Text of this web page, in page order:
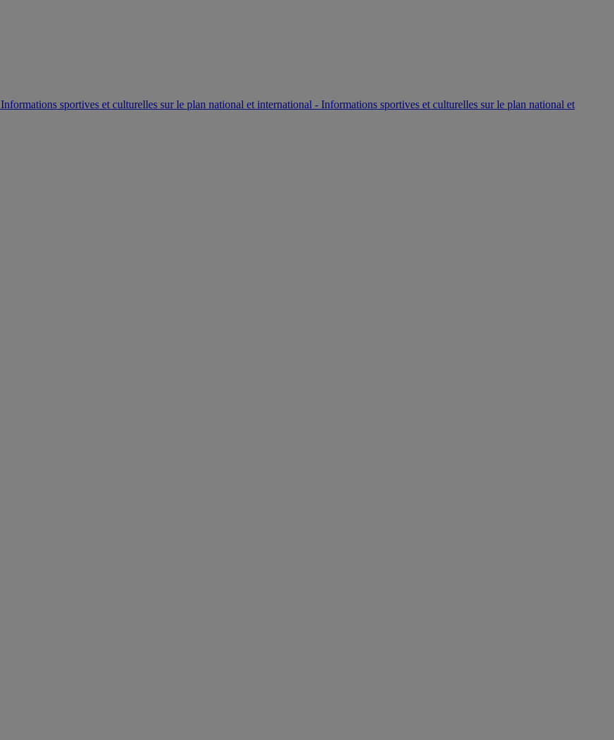
Informations sportives et culturelles sur le plan national et international - Informations sportives et culturelles sur le plan national et